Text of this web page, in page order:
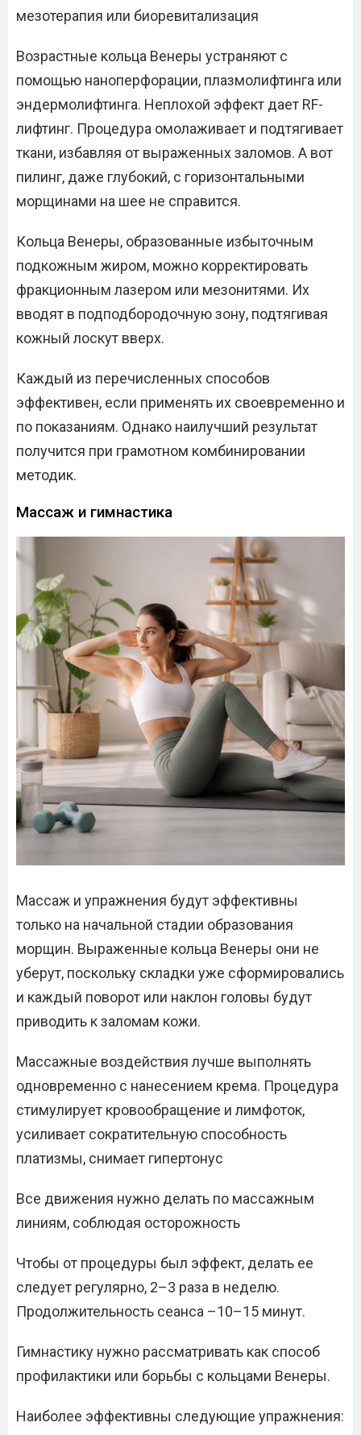
мезотерапия или биоревитализация
Возрастные кольца Венеры устраняют с
помощью наноперфорации, плазмолифтинга или
эндермолифтинга. Неплохой эффект дает RF-
лифтинг. Процедура омолаживает и подтягивает
ткани, избавляя от выраженных заломов. А вот
пилинг, даже глубокий, с горизонтальными
морщинами на шее не справится.
Кольца Венеры, образованные избыточным
подкожным жиром, можно корректировать
фракционным лазером или мезонитями. Их
вводят в подподбородочную зону, подтягивая
кожный лоскут вверх.
Каждый из перечисленных способов
эффективен, если применять их своевременно и
по показаниям. Однако наилучший результат
получится при грамотном комбинировании
методик.
Массаж и гимнастика
Массаж и упражнения будут эффективны
только на начальной стадии образования
морщин. Выраженные кольца Венеры они не
уберут, поскольку складки уже сформировались
и каждый поворот или наклон головы будут
приводить к заломам кожи.
Массажные воздействия лучше выполнять
одновременно с нанесением крема. Процедура
стимулирует кровообращение и лимфоток,
усиливает сократительную способность
платизмы, снимает гипертонус
Все движения нужно делать по массажным
линиям, соблюдая осторожность
Чтобы от процедуры был эффект, делать ее
следует регулярно, 2–3 раза в неделю.
Продолжительность сеанса –10–15 минут.
Гимнастику нужно рассматривать как способ
профилактики или борьбы с кольцами Венеры.
Наиболее эффективны следующие упражнения: